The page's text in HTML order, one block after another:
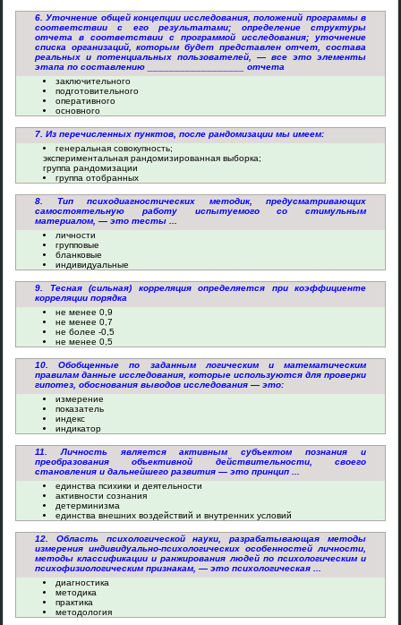
6. Уточнение общей концепции исследования, положений программы в
соответствии с его результатами; определение структуры
отчета в соответствии с программой исследования; уточнение
списка организаций, которым будет представлен отчет, состава
реальных и потенциальных пользователей, — все это элементы
этапа по составлению __________________ отчета
заключительного
подготовительного
оперативного
основного
7. Из перечисленных пунктов, после рандомизации мы имеем:
генеральная совокупность;
экспериментальная рандомизированная выборка;
группа рандомизации
группа отобранных
8. Тип психодиагностических методик, предусматривающих
самостоятельную работу испытуемого со стимульным
материалом, — это тесты ...
личности
групповые
бланковые
индивидуальные
9. Тесная (сильная) корреляция определяется при коэффициенте
корреляции порядка
не менее 0,9
не менее 0,7
не более -0,5
не менее 0,5
10. Обобщенные по заданным логическим и математическим
правилам данные исследования, которые используются для проверки
гипотез, обоснования выводов исследования — это:
измерение
показатель
индекс
индикатор
11. Личность является активным субъектом познания и
преобразования объективной действительности, своего
становления и дальнейшего развития — это принцип ...
единства психики и деятельности
активности сознания
детерминизма
единства внешних воздействий и внутренних условий
12. Область психологической науки, разрабатывающая методы
измерения индивидуально-психологических особенностей личности,
методы классификации и ранжирования людей по психологическим и
психофизиологическим признакам, — это психологическая ...
диагностика
методика
практика
методология